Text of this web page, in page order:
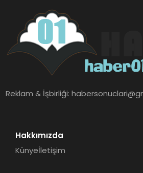
Reklam & İşbirliği:
Hakkımızda
Künyeİletişim